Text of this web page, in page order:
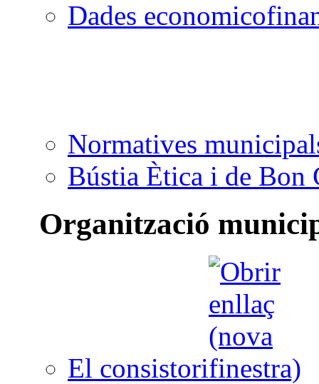
Dades
Normatives
Bústia Ètica i de Bon
Organització
El consistori